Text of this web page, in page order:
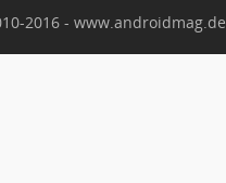
2016 - www.androidmag.de